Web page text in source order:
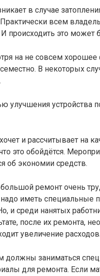
в случае
всем
происходить это может
на не совсем
В некоторых
улучшения устройства
и рассчитывает на
это обойдётся.
об экономии средств.
большой ремонт очень
иметь специальные
и среди нанятых
после их ремонта,
увеличение расходов.
должны заниматься
для ремонта. Если